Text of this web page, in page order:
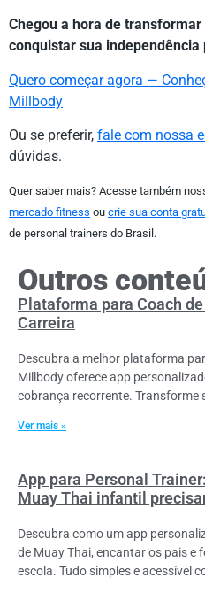
Chegou a hora de
conquistar sua
Quero começar agora —
Millbody
Ou se preferir, fale com nossa
dúvidas.
Quer saber mais? Acesse também
mercado fitness ou crie sua conta
de personal trainers do Brasil.
Outros
Plataforma para Coach
Carreira
Descubra a melhor plataforma
Millbody oferece app
cobrança recorrente. Transforme
Ver mais »
App para Personal
Muay Thai infantil
Descubra como um app
de Muay Thai, encantar os pais e
escola. Tudo simples e acessível